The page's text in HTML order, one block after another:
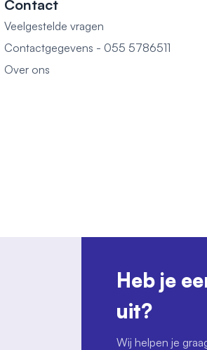
Contact
Veelgestelde vragen
Contactgegevens - 055 5786511
Over ons
Heb je
uit?
Wij helpen je